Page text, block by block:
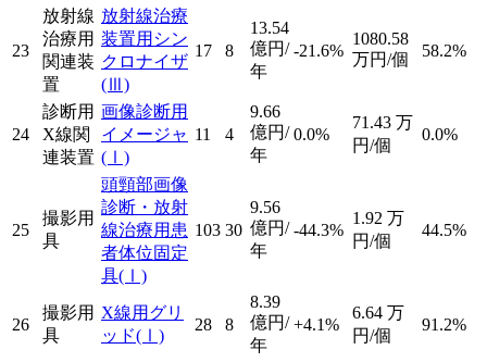
23
放射線
治療用
関連装
置
放射線治療
装置用シン
クロナイザ
(Ⅲ)
17 8
13.54
億円/
年
-21.6%
1080.58
万円/個
58.2%
24
診断用
X線関
連装置
画像診断用
イメージャ
(Ⅰ)
11 4
9.66
億円/
年
0.0%
71.43 万
円/個
0.0%
25
撮影用
具
頭頸部画像
診断・放射
線治療用患
者体位固定
具(Ⅰ)
103 30
9.56
億円/
年
-44.3%
1.92 万
円/個
44.5%
26
撮影用
具
X線用グリ
ッド(Ⅰ)
28 8
8.39
億円/
年
+4.1%
6.64 万
円/個
91.2%